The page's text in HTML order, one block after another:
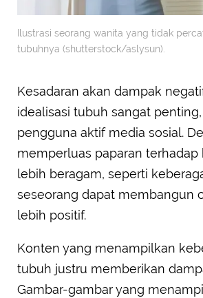
Ilustrasi seorang wanita yang tidak
tubuhnya (shutterstock/aslysun).
Kesadaran akan dampak
idealisasi tubuh sangat
pengguna aktif media sosial.
memperluas paparan terhadap
lebih beragam, seperti
seseorang dapat membangun
lebih positif.
Konten yang menampilkan
tubuh justru memberikan
Gambar-gambar yang